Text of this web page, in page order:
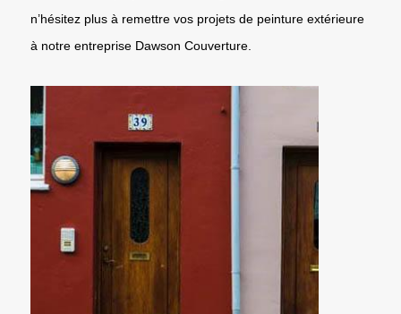
n’hésitez plus à remettre vos projets de peinture extérieure
à notre entreprise Dawson Couverture.